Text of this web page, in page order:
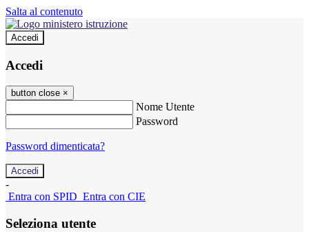
Salta al contenuto
Accedi
Accedi
button close ×
Nome Utente
Password
Password dimenticata?
-
Entra con SPID Entra con CIE
Seleziona utente